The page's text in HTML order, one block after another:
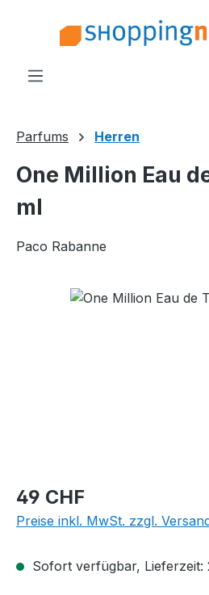
Zum Hauptinhalt springen
Parfums Herren
One Million Eau
ml
Paco Rabanne
Bildergalerie überspringen
Regulärer Preis:
49 CHF
Preise inkl. MwSt. zzgl.
Sofort verfügbar, Lieferzeit: